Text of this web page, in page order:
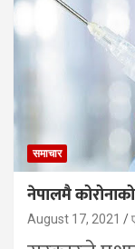
समाचार
नेपालमै
August 17, 2021